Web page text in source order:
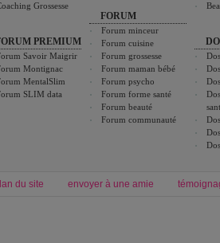
Grossesse
PREMIUM
Savoir Maigrir
Montignac
MentalSlim
SLIM data
FORUM
Forum minceur
Forum cuisine
Forum grossesse
Forum maman bébé
Forum psycho
Forum forme santé
Forum beauté
Forum communauté
du site envoyer à une amie